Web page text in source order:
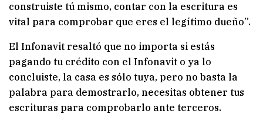
construiste tú mismo, contar con la escritura es
vital para comprobar que eres el legítimo dueño”.
El Infonavit resaltó que no importa si estás
pagando tu crédito con el Infonavit o ya lo
concluiste, la casa es sólo tuya, pero no basta la
palabra para demostrarlo, necesitas obtener tus
escrituras para comprobarlo ante terceros.